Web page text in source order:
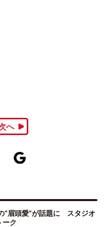
へ
“眉頭愛”が話題に スタジオ
ーク